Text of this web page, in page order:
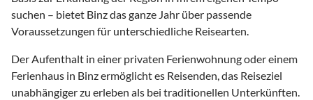
suchen – bietet Binz das ganze Jahr über passende
Voraussetzungen für unterschiedliche Reisearten.
Der Aufenthalt in einer privaten Ferienwohnung oder einem
Ferienhaus in Binz ermöglicht es Reisenden, das Reiseziel
unabhängiger zu erleben als bei traditionellen Unterkünften.